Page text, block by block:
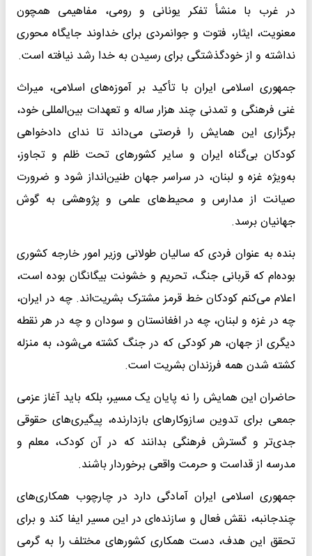
در غرب با منشأ تفکر یونانی و رومی، مفاهیمی همچون
معنویت، ایثار، فتوت و جوانمردی برای خداوند جایگاه محوری
نداشته و از خودگذشتگی برای رسیدن به خدا رشد نیافته است.
جمهوری اسلامی ایران با تأکید بر آموزه‌های اسلامی، میراث
غنی فرهنگی و تمدنی چند هزار ساله و تعهدات بین‌المللی خود،
برگزاری این همایش را فرصتی می‌داند تا ندای دادخواهی
کودکان بی‌گناه ایران و سایر کشورهای تحت ظلم و تجاوز،
به‌ویژه غزه و لبنان، در سراسر جهان طنین‌انداز شود و ضرورت
صیانت از مدارس و محیط‌های علمی و پژوهشی به گوش
جهانیان برسد.
بنده به عنوان فردی که سالیان طولانی وزیر امور خارجه کشوری
بوده‌ام که قربانی جنگ، تحریم و خشونت بیگانگان بوده است،
اعلام می‌کنم کودکان خط قرمز مشترک بشریت‌اند. چه در ایران،
چه در غزه و لبنان، چه در افغانستان و سودان و چه در هر نقطه
دیگری از جهان، هر کودکی که در جنگ کشته می‌شود، به منزله
کشته شدن همه فرزندان بشریت است.
حاضران این همایش را نه پایان یک مسیر، بلکه باید آغاز عزمی
جمعی برای تدوین سازوکارهای بازدارنده، پیگیری‌های حقوقی
جدی‌تر و گسترش فرهنگی بدانند که در آن کودک، معلم و
مدرسه از قداست و حرمت واقعی برخوردار باشند.
جمهوری اسلامی ایران آمادگی دارد در چارچوب همکاری‌های
چندجانبه، نقش فعال و سازنده‌ای در این مسیر ایفا کند و برای
تحقق این هدف، دست همکاری کشورهای مختلف را به گرمی